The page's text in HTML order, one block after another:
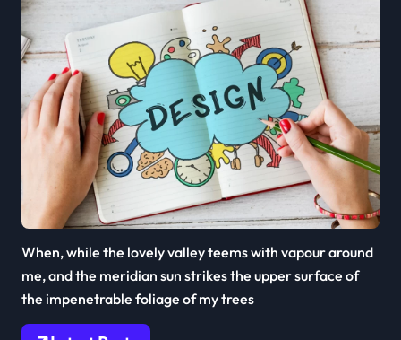
When, while the lovely valley teems with vapour around
me, and the meridian sun strikes the upper surface of
the impenetrable foliage of my trees